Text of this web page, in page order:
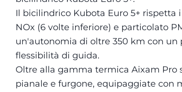
Il bicilindrico Kubota Euro 5+ rispetta
NOx (6 volte inferiore) e particolato
un'autonomia di oltre 350 km con un
flessibilità di guida.
Oltre alla gamma termica Aixam Pro
pianale e furgone, equipaggiate con